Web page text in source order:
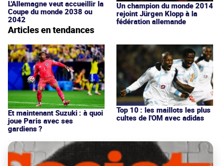
L'Allemagne veut accueillir la
Coupe du monde 2038 ou
2042
Un champion du monde 2014
rejoint Jürgen Klopp à la
fédération allemande
Articles en tendances
Et maintenant Suzuki : à quoi
joue Paris avec ses
gardiens ?
Top 10 : les maillots les plus
cultes de l'OM avec adidas